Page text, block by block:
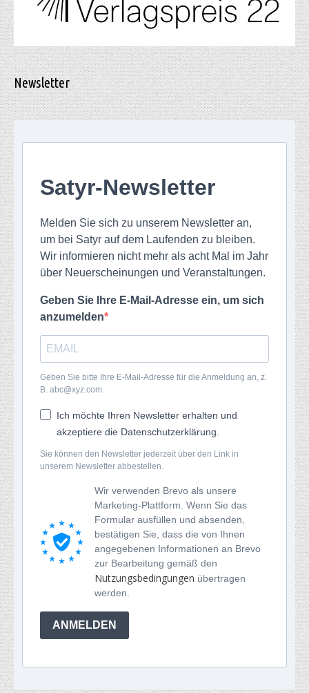
Newsletter
Satyr-Newsletter
Melden Sie sich zu unserem Newsletter an,
um bei Satyr auf dem Laufenden zu bleiben.
Wir informieren nicht mehr als acht Mal im Jahr
über Neuerscheinungen und Veranstaltungen.
Geben Sie Ihre E-Mail-Adresse ein, um sich
anzumelden
Geben Sie bitte Ihre E-Mail-Adresse für die Anmeldung an, z.
B. abc@xyz.com.
Ich möchte Ihren Newsletter erhalten und
akzeptiere die Datenschutzerklärung.
Sie können den Newsletter jederzeit über den Link in
unserem Newsletter abbestellen.
Wir verwenden Brevo als unsere
Marketing-Plattform. Wenn Sie das
Formular ausfüllen und absenden,
bestätigen Sie, dass die von Ihnen
angegebenen Informationen an Brevo
zur Bearbeitung gemäß den
Nutzungsbedingungen übertragen
werden.
ANMELDEN